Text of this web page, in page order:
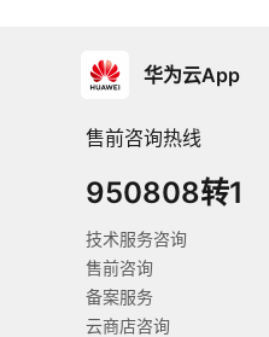
华为云App
售前咨询热线
950808转1
技术服务咨询
售前咨询
备案服务
云商店咨询